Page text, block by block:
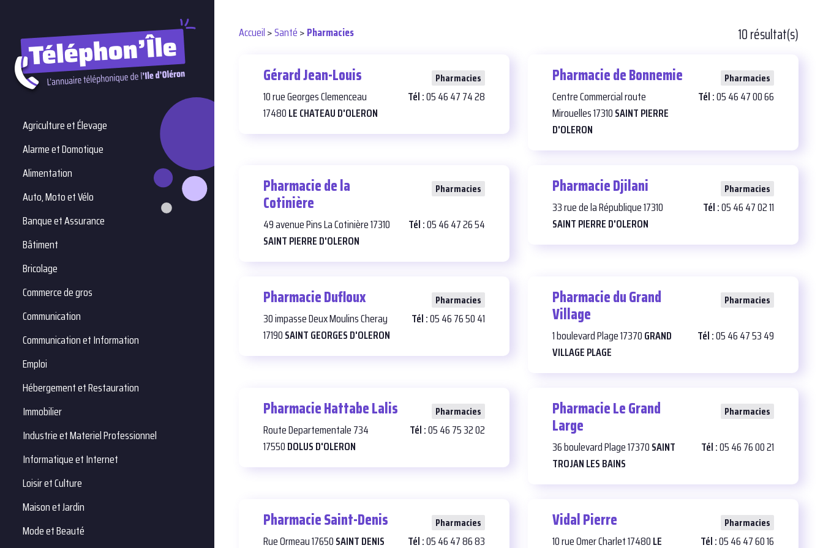
Agriculture et Élevage
Alarme et Domotique
Alimentation
Auto, Moto et Vélo
Banque et Assurance
Bâtiment
Bricolage
Commerce de gros
Communication
Communication et Information
Emploi
Hébergement et Restauration
Immobilier
Industrie et Materiel Professionnel
Informatique et Internet
Loisir et Culture
Maison et Jardin
Mode et Beauté
Accueil>Santé>Pharmacies 10 résultat(s)
Gérard Jean-Louis Pharmacies
10 rue Georges Clemenceau
17480LE CHATEAU D'OLERON
Tél :05 46 47 74 28
Pharmacie de Bonnemie Pharmacies
Centre Commercial route
Mirouelles 17310SAINT PIERRE
D'OLERON
Tél :05 46 47 00 66
Pharmacie de la
Cotinière
Pharmacies
49 avenue Pins La Cotinière 17310
SAINT PIERRE D'OLERON
Tél :05 46 47 26 54
Pharmacie Djilani Pharmacies
33 rue de la République 17310
SAINT PIERRE D'OLERON
Tél :05 46 47 02 11
Pharmacie Dufloux Pharmacies
30 impasse Deux Moulins Cheray
17190SAINT GEORGES D'OLERON
Tél :05 46 76 50 41
Pharmacie du Grand
Village
Pharmacies
1 boulevard Plage 17370GRAND
VILLAGE PLAGE
Tél :05 46 47 53 49
Pharmacie Hattabe Lalis Pharmacies
Route Departementale 734
17550DOLUS D'OLERON
Tél :05 46 75 32 02
Pharmacie Le Grand
Large
Pharmacies
36 boulevard Plage 17370SAINT
TROJAN LES BAINS
Tél :05 46 76 00 21
Pharmacie Saint-Denis Pharmacies
Rue Ormeau 17650SAINT DENIS
Tél :05 46 47 86 83
Vidal Pierre Pharmacies
10 rue Omer Charlet 17480LE
Tél :05 46 47 60 16